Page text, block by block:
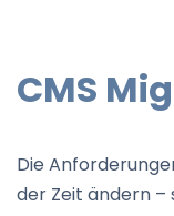
CMS
Die
der Zeit ändern –